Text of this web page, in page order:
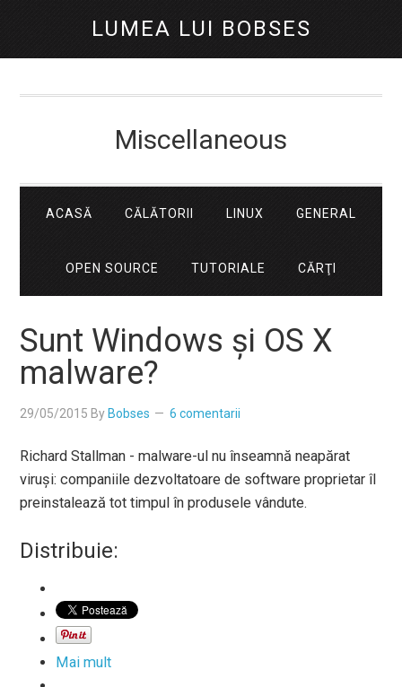
LUMEA LUI BOBSES
Miscellaneous
ACASĂ CĂLĂTORII LINUX GENERAL
OPEN SOURCE TUTORIALE CĂRŢI
Sunt Windows şi OS X
malware?
29/05/2015 By Bobses 6 comentarii
Richard Stallman - malware-ul nu înseamnă neapărat
viruşi: companiile dezvoltatoare de software proprietar îl
preinstalează tot timpul în produsele vândute.
Distribuie:
Mai mult